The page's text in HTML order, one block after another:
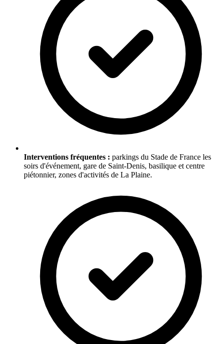
Interventions fréquentes : parkings du Stade de France les
soirs d'événement, gare de Saint-Denis, basilique et centre
piétonnier, zones d'activités de La Plaine.